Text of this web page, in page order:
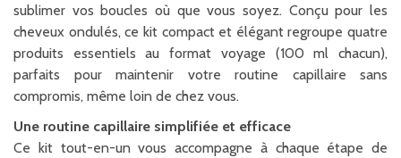
sublimer vos boucles où que vous soyez. Conçu pour les
cheveux ondulés, ce kit compact et élégant regroupe quatre
produits essentiels au format voyage (100 ml chacun),
parfaits pour maintenir votre routine capillaire sans
compromis, même loin de chez vous.
Une routine capillaire simplifiée et efficace
Ce kit tout-en-un vous accompagne à chaque étape de